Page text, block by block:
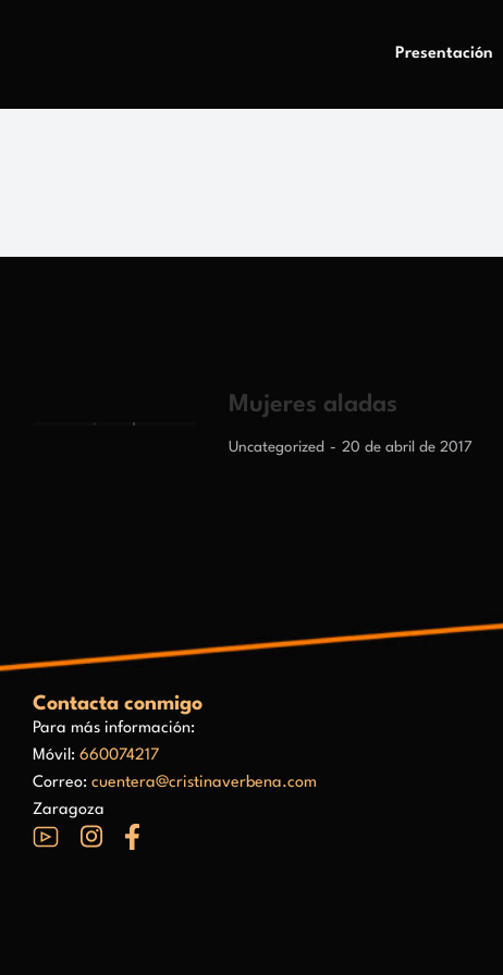
Presentación
Mujeres aladas
Uncategorized 20 de abril de 2017
Contacta conmigo
Para más información:
Móvil: 660074217
Correo: cuentera@cristinaverbena.com
Zaragoza